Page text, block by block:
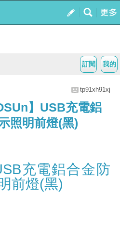
我的
訂閱
tp91xh91xj
】USB充電鋁
照明前燈(黑)
充電鋁合金防
前燈(黑)